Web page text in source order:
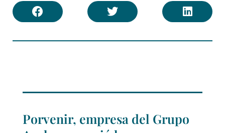
Porvenir, empresa del Grupo